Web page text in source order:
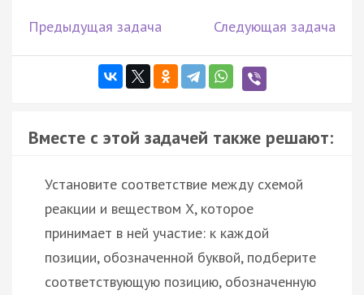
Предыдущая задача Следующая задача
Вместе с этой задачей также решают:
Установите соответствие между схемой
реакции и веществом X, которое
принимает в ней участие: к каждой
позиции, обозначенной буквой, подберите
соответствующую позицию, обозначенную